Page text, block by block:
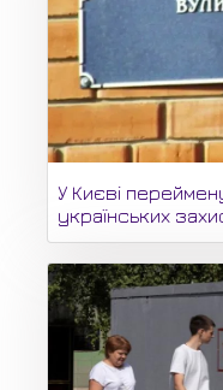
У Києві
українських